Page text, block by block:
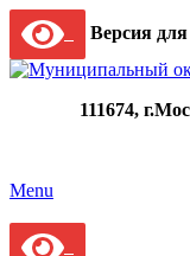
Версия
111674,
Menu